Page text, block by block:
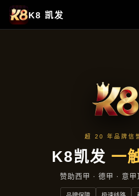
最新动态
首页 最新动态